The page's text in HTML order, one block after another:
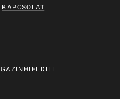
KAPCSOLAT
HIFI DILI